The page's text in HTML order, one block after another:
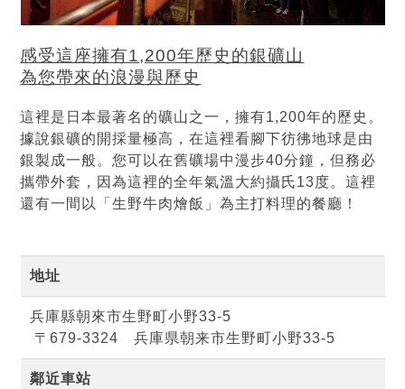
感受這座擁有1,200年歷史的銀礦山
為您帶來的浪漫與歷史
這裡是日本最著名的礦山之一，擁有1,200年的歷史。
據說銀礦的開採量極高，在這裡看腳下彷彿地球是由
銀製成一般。您可以在舊礦場中漫步40分鐘，但務必
攜帶外套，因為這裡的全年氣溫大約攝氏13度。這裡
還有一間以「生野牛肉燴飯」為主打料理的餐廳！
地址
兵庫縣朝來市生野町小野33-5
〒679-3324 兵庫県朝来市生野町小野33-5
鄰近車站